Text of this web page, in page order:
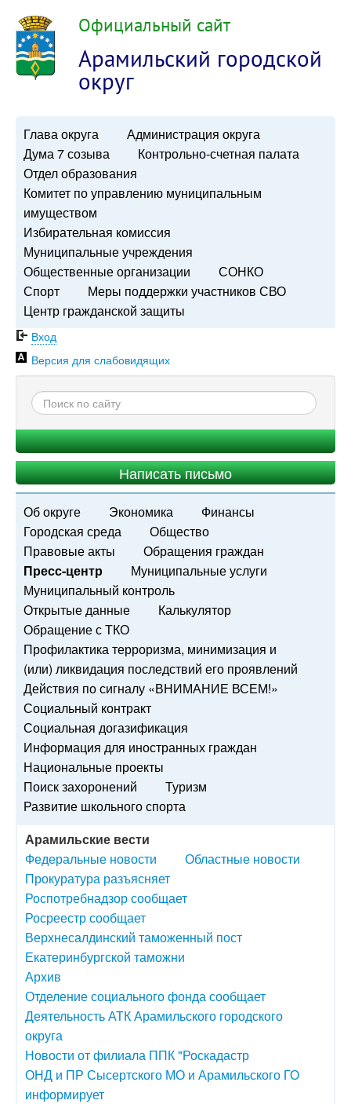
Официальный сайт
Арамильский городской
округ
Глава округа
Администрация округа
Дума 7 созыва
Контрольно-счетная палата
Отдел образования
Комитет по управлению муниципальным
имуществом
Избирательная комиссия
Муниципальные учреждения
Общественные организации
СОНКО
Спорт
Меры поддержки участников СВО
Центр гражданской защиты
Вход
Версия для слабовидящих
Написать письмо
Об округе Экономика
Финансы
Городская среда
Общество
Правовые акты
Обращения граждан
Пресс-центр
Муниципальные услуги
Муниципальный контроль
Открытые данные
Калькулятор
Обращение с ТКО
Профилактика терроризма, минимизация и
(или) ликвидация последствий его проявлений
Действия по сигналу «ВНИМАНИЕ ВСЕМ!»
Социальный контракт
Социальная догазификация
Информация для иностранных граждан
Национальные проекты
Поиск захоронений
Туризм
Развитие школьного спорта
Арамильские вести
Федеральные новости
Областные новости
Прокуратура разъясняет
Роспотребнадзор сообщает
Росреестр сообщает
Верхнесалдинский таможенный пост
Екатеринбургской таможни
Архив
Отделение социального фонда сообщает
Деятельность АТК Арамильского городского
округа
Новости от филиала ППК "Роскадастр
ОНД и ПР Сысертского МО и Арамильского ГО
информирует